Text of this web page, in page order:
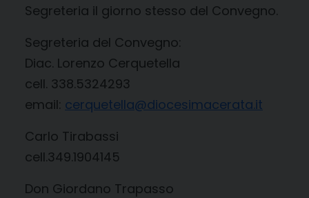
Segreteria il giorno stesso del Convegno.
Segreteria del Convegno:
Diac. Lorenzo Cerquetella
cell. 338.5324293
email: cerquetella@diocesimacerata.it
Carlo Tirabassi
cell.349.1904145
Don Giordano Trapasso